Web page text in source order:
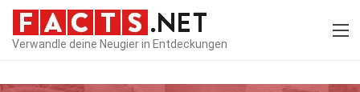
Verwandle deine Neugier in Entdeckungen